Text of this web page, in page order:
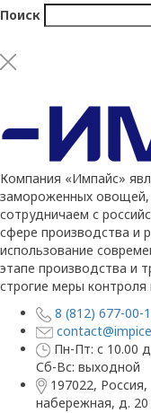
Поиск
Компания «Импайс»
замороженных овощей,
сотрудничаем с
сфере производства и
использование
этапе производства и
строгие меры контроля
8 (812) 677-00-
Пн-Пт: с 10.00
Сб-Вс: выходной
197022,
набережная, д. 20